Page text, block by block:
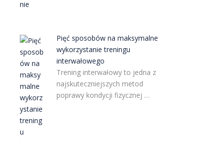
Pięć sposobów na maksymalne
wykorzystanie treningu
interwałowego
Trening interwałowy to jedna z
najskuteczniejszych metod
poprawy kondycji fizycznej …